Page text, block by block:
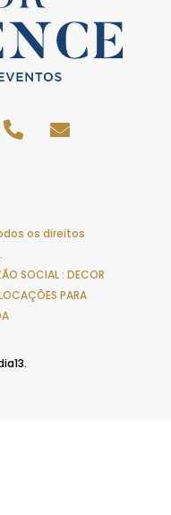
os direitos
SOCIAL : DECOR
PARA